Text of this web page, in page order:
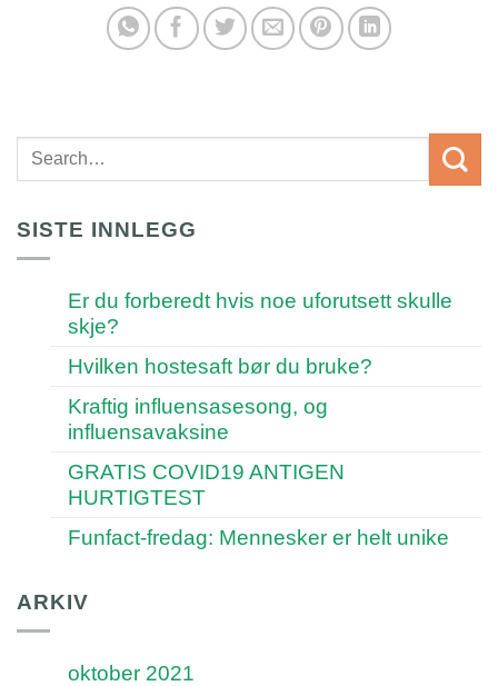
SISTE INNLEGG
Er du forberedt hvis noe uforutsett skulle
skje?
Hvilken hostesaft bør du bruke?
Kraftig influensasesong, og
influensavaksine
GRATIS COVID19 ANTIGEN
HURTIGTEST
Funfact-fredag: Mennesker er helt unike
ARKIV
oktober 2021